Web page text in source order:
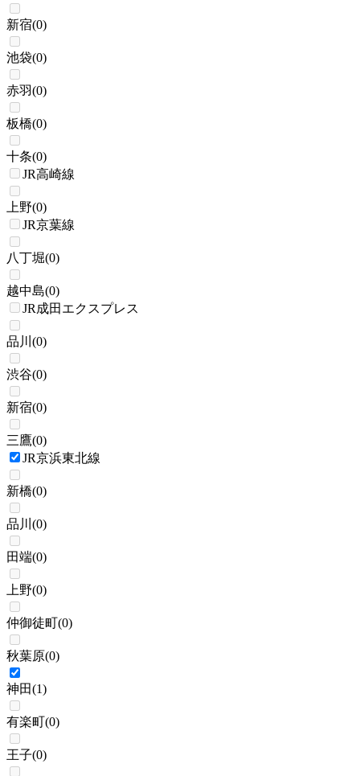
新宿(0)
池袋(0)
赤羽(0)
板橋(0)
十条(0)
JR高崎線
上野(0)
JR京葉線
八丁堀(0)
越中島(0)
JR成田エクスプレス
品川 (0)
渋谷(0)
新宿(0)
三鷹(0)
JR京浜東北線
新橋(0)
品川 (0)
田端(0)
上野(0)
仲御徒町(0)
秋葉原(0)
神田(1)
有楽町(0)
王子(0)